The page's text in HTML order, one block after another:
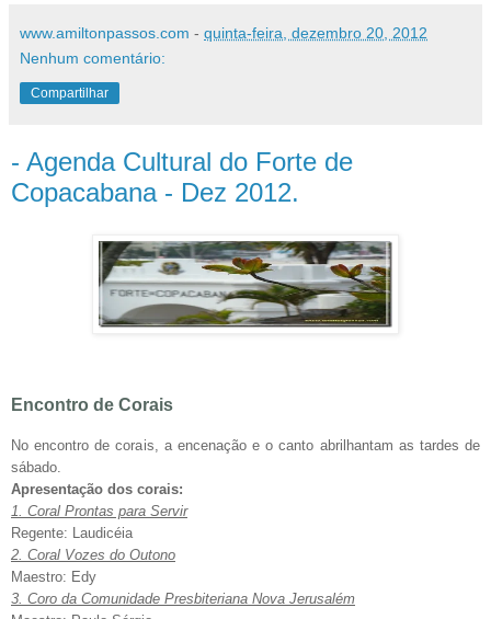
www.amiltonpassos.com - quinta-feira, dezembro 20, 2012
Nenhum comentário:
Compartilhar
- Agenda Cultural do Forte de
Copacabana - Dez 2012.
Encontro de Corais
No encontro de corais, a encenação e o canto abrilhantam as tardes de
sábado.
Apresentação dos corais:
1. Coral Prontas para Servir
Regente: Laudicéia
2. Coral Vozes do Outono
Maestro: Edy
3. Coro da Comunidade Presbiteriana Nova Jerusalém